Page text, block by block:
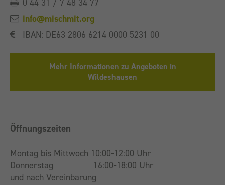
info@mischmit.org
IBAN: DE63 2806 6214 0000 5231 00
Mehr Informationen zu Angeboten in
Wildeshausen
Öffnungszeiten
Montag bis Mittwoch 10:00-12:00 Uhr
Donnerstag 16:00-18:00 Uhr
und nach Vereinbarung